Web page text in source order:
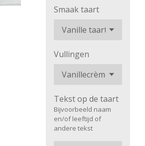
Smaak taart
Vullingen
Tekst op de taart
Bijvoorbeeld naam
en/of leeftijd of
andere tekst